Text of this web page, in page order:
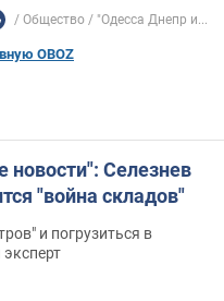
Общество "Одесса Днепр и...
OBOZ
новости": Селезнев
"война складов"
и погрузиться в